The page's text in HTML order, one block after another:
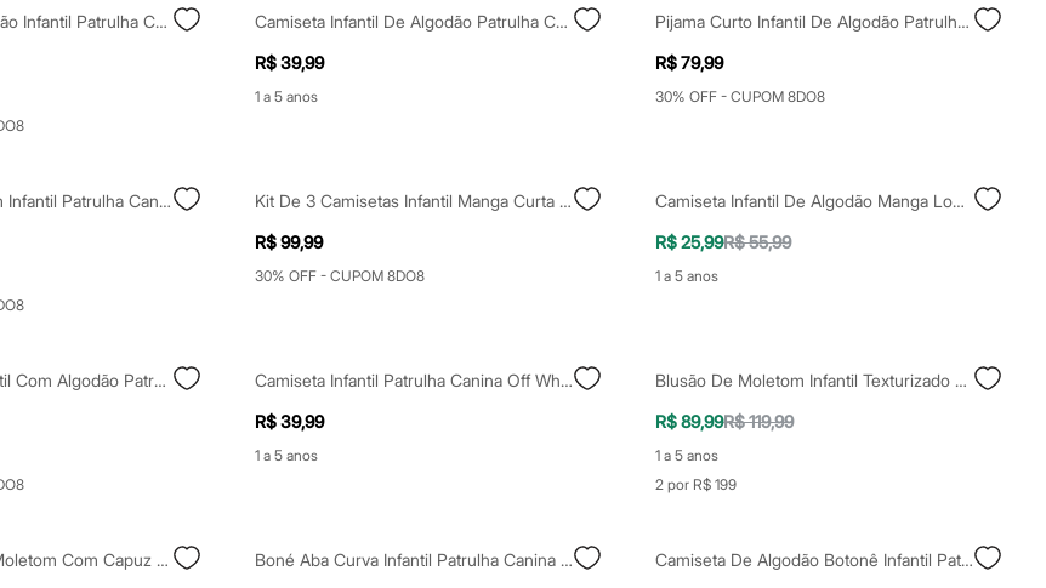
Camiseta De Algodão Infantil Patrulha Canina Off White
Camiseta Infantil De Algodão Patrulha Canina Bege
R$ 39,99
1 a 5 anos
Pijama Curto Infantil De Algodão Patrulha Canina Azul
R$ 79,99
30% OFF - CUPOM 8DO8
Blusão De Moletom Infantil Patrulha Canina Azul
Kit De 3 Camisetas Infantil Manga Curta Patrulha Canina Colorido
R$ 99,99
30% OFF - CUPOM 8DO8
Camiseta Infantil De Algodão Manga Longa Patrulha Canina Azul
R$ 25,99R$ 55,99
1 a 5 anos
Pijama Longo Infantil Com Algodão Patrulha Canina Azul
Camiseta Infantil Patrulha Canina Off White
R$ 39,99
1 a 5 anos
Blusão De Moletom Infantil Texturizado Patrulha Canina Bege
R$ 89,99R$ 119,99
1 a 5 anos
2 por R$ 199
Blusão Infantil De Moletom Com Capuz Patrulha Canina Azul
Boné Aba Curva Infantil Patrulha Canina Colorido
Camiseta De Algodão Botonê Infantil Patrulha Canina Azul